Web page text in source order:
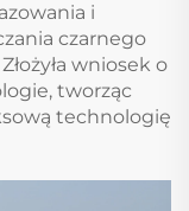
i
czarnego
wniosek o
tworząc
technologię